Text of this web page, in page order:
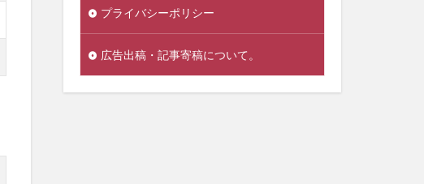
プライバシーポリシー
広告出稿・記事寄稿について。